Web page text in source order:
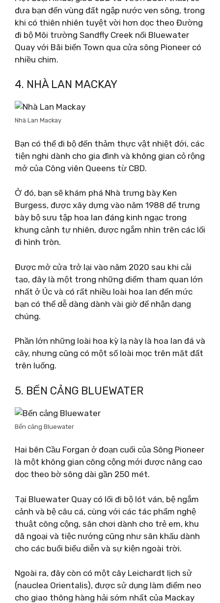
đưa bạn đến vùng đất ngập nước ven sông, trong
khi có thiên nhiên tuyệt vời hơn dọc theo Đường
đi bộ Môi trường Sandfly Creek nối Bluewater
Quay với Bãi biển Town qua cửa sông Pioneer có
nhiều chim.
4. NHÀ LAN MACKAY
Nhà Lan Mackay
Bạn có thể đi bộ đến thảm thực vật nhiệt đới, các
tiện nghi dành cho gia đình và không gian cỏ rộng
mở của Công viên Queens từ CBD.
Ở đó, bạn sẽ khám phá Nhà trưng bày Ken
Burgess, được xây dựng vào năm 1988 để trưng
bày bộ sưu tập hoa lan đáng kinh ngạc trong
khung cảnh tự nhiên, được ngắm nhìn trên các lối
đi hình tròn.
Được mở cửa trở lại vào năm 2020 sau khi cải
tạo, đây là một trong những điểm tham quan lớn
nhất ở Úc và có rất nhiều loài hoa lan đến mức
bạn có thể dễ dàng dành vài giờ để nhận dạng
chúng.
Phần lớn những loài hoa kỳ lạ này là hoa lan đá và
cây, nhưng cũng có một số loài mọc trên mặt đất
trên luống.
5. BẾN CẢNG BLUEWATER
Bến cảng Bluewater
Hai bên Cầu Forgan ở đoạn cuối của Sông Pioneer
là một không gian công cộng mới được nâng cao
dọc theo bờ sông dài gần 250 mét.
Tại Bluewater Quay có lối đi bộ lót ván, bệ ngắm
cảnh và bệ câu cá, cùng với các tác phẩm nghệ
thuật công cộng, sân chơi dành cho trẻ em, khu
dã ngoại và tiệc nướng cũng như sân khấu dành
cho các buổi biểu diễn và sự kiện ngoài trời.
Ngoài ra, đây còn có một cây Leichardt lịch sử
(nauclea Orientalis), được sử dụng làm điểm neo
cho giao thông hàng hải sớm nhất của Mackay